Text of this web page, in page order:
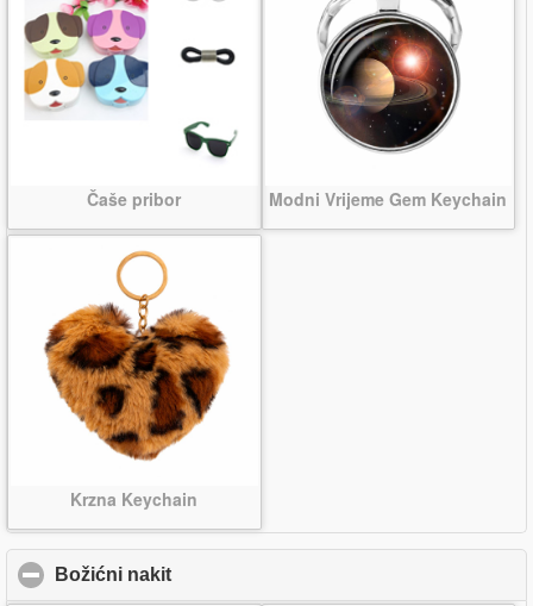
Čaše pribor Modni Vrijeme Gem Keychain
Krzna Keychain
Božićni nakit